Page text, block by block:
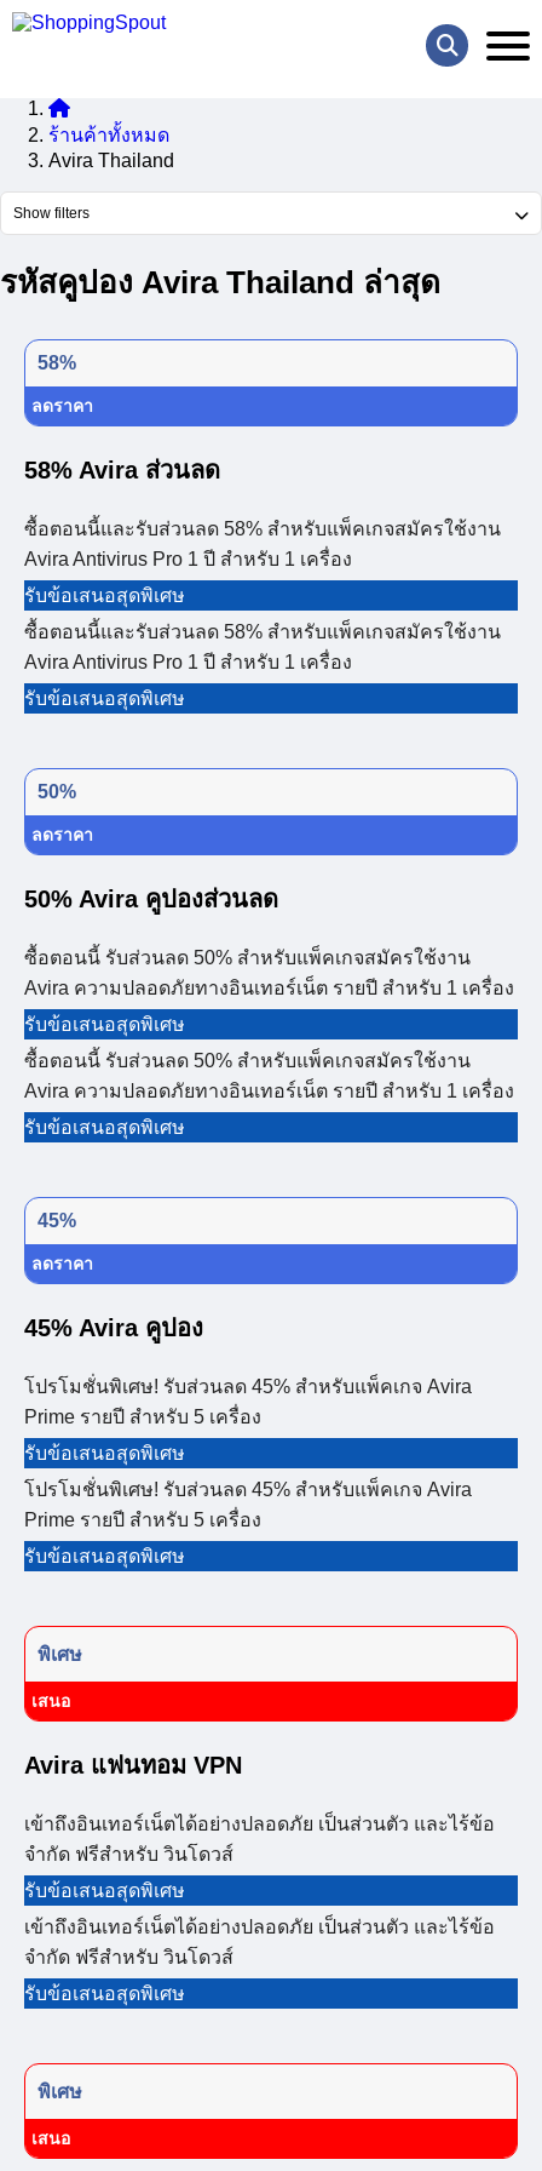
ร้านค้าทั้งหมด
Avira Thailand
Show filters
รหัสคูปอง Avira Thailand ล่าสุด
58%
ลดราคา
58% Avira ส่วนลด
ซื้อตอนนี้และรับส่วนลด 58% สำหรับแพ็คเกจสมัครใช้งาน
Avira Antivirus Pro 1 ปี สำหรับ 1 เครื่อง
รับข้อเสนอสุดพิเศษ
ซื้อตอนนี้และรับส่วนลด 58% สำหรับแพ็คเกจสมัครใช้งาน
Avira Antivirus Pro 1 ปี สำหรับ 1 เครื่อง
รับข้อเสนอสุดพิเศษ
50%
ลดราคา
50% Avira คูปองส่วนลด
ซื้อตอนนี้ รับส่วนลด 50% สำหรับแพ็คเกจสมัครใช้งาน
Avira ความปลอดภัยทางอินเทอร์เน็ต รายปี สำหรับ 1 เครื่อง
รับข้อเสนอสุดพิเศษ
ซื้อตอนนี้ รับส่วนลด 50% สำหรับแพ็คเกจสมัครใช้งาน
Avira ความปลอดภัยทางอินเทอร์เน็ต รายปี สำหรับ 1 เครื่อง
รับข้อเสนอสุดพิเศษ
45%
ลดราคา
45% Avira คูปอง
โปรโมชั่นพิเศษ! รับส่วนลด 45% สำหรับแพ็คเกจ Avira
Prime รายปี สำหรับ 5 เครื่อง
รับข้อเสนอสุดพิเศษ
โปรโมชั่นพิเศษ! รับส่วนลด 45% สำหรับแพ็คเกจ Avira
Prime รายปี สำหรับ 5 เครื่อง
รับข้อเสนอสุดพิเศษ
พิเศษ
เสนอ
Avira แฟนทอม VPN
เข้าถึงอินเทอร์เน็ตได้อย่างปลอดภัย เป็นส่วนตัว และไร้ข้อ
จำกัด ฟรีสำหรับ วินโดวส์
รับข้อเสนอสุดพิเศษ
เข้าถึงอินเทอร์เน็ตได้อย่างปลอดภัย เป็นส่วนตัว และไร้ข้อ
จำกัด ฟรีสำหรับ วินโดวส์
รับข้อเสนอสุดพิเศษ
พิเศษ
เสนอ